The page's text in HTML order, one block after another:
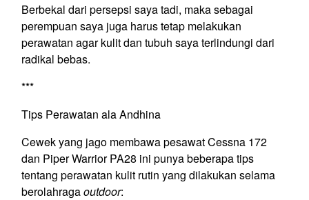
Berbekal dari persepsi saya tadi, maka sebagai
perempuan saya juga harus tetap melakukan
perawatan agar kulit dan tubuh saya terlindungi dari
radikal bebas.
***
Tips Perawatan ala Andhina
Cewek yang jago membawa pesawat Cessna 172
dan Piper Warrior PA28 ini punya beberapa tips
tentang perawatan kulit rutin yang dilakukan selama
berolahragaoutdoor: